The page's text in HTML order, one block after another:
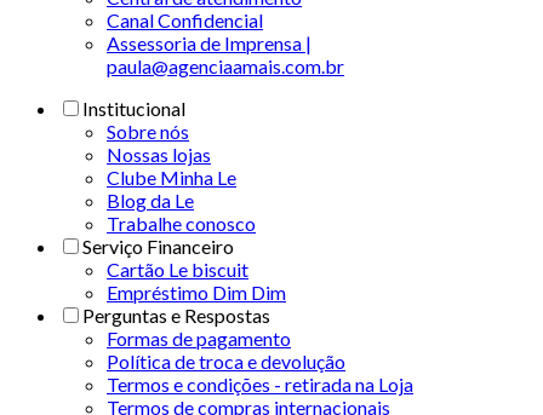
Canal Confidencial
Assessoria de Imprensa |
paula@agenciaamais.com.br
Institucional
Sobre nós
Nossas lojas
Clube Minha Le
Blog da Le
Trabalhe conosco
Serviço Financeiro
Cartão Le biscuit
Empréstimo Dim Dim
Perguntas e Respostas
Formas de pagamento
Política de troca e devolução
Termos e condições - retirada na Loja
Termos de compras internacionais